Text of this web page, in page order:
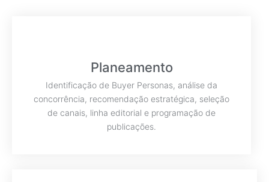
Planeamento
Identificação de Buyer Personas, análise da
concorrência, recomendação estratégica, seleção
de canais, linha editorial e programação de
publicações.